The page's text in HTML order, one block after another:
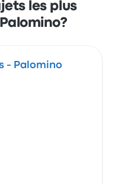
les plus
- Palomino